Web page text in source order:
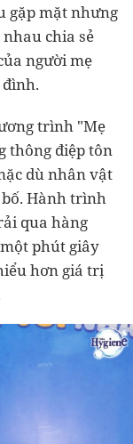
gặp mặt nhưng
chia sẻ
người mẹ
trình "Mẹ
thông điệp tôn
dù nhân vật
Hành trình
qua hàng
phút giây
hơn giá trị